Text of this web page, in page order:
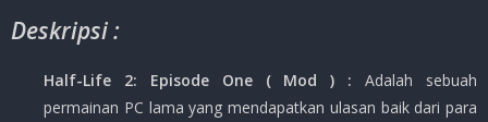
Deskripsi :
Half-Life 2: Episode One ( Mod ) :Adalah sebuah
permainan PC lama yang mendapatkan ulasan baik dari para